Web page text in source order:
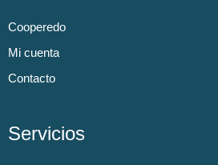
Cooperedo
Mi cuenta
Contacto
Servicios